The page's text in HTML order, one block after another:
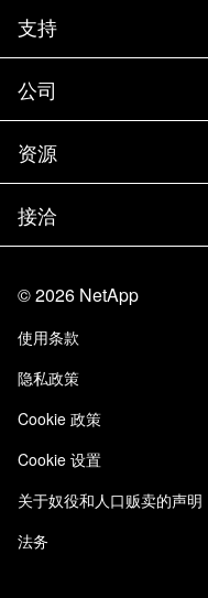
如何购买
联系销售部门
寻找合作伙伴
试用产品
贵宾体验中心
产品 A-Z
支持
支持
训练
文档中心
知识库
社区
学习
公司
公司
合作伙伴
招聘
信任中心
责任与可持续性
质量认证
NetApp Instaclustr
资源
新闻中心
活动
博客
客户体验
客户成功案例
接洽
站点反馈
无障碍使用
电子邮件订阅
©2026 NetApp
使用条款
隐私政策
Cookie 政策
Cookie 设置
关于奴役和人口贩卖的声明
法务